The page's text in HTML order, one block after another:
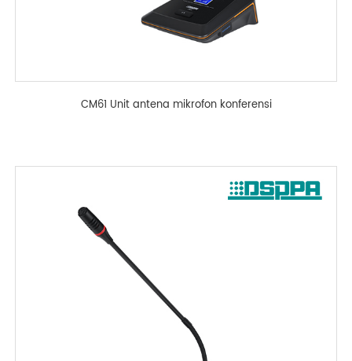
CM61 Unit antena mikrofon konferensi